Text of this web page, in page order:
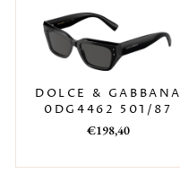
DOLCE & GABBANA
0DG4462 501/87
Prezzo
listino
Prezzo
€198,40